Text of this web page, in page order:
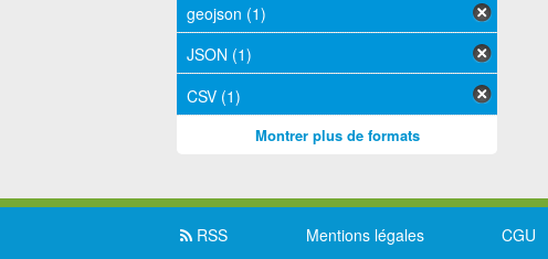
geojson (1)
JSON (1)
CSV (1)
Montrer plus de formats
RSS Mentions légales CGU